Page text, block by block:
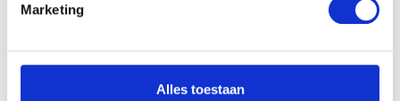
Marketing
Alles toestaan